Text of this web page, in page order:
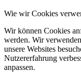
Wie wir Cookies
Wir können Cookies
werden. Wir
unsere Websites
Nutzererfahrung
anpassen.